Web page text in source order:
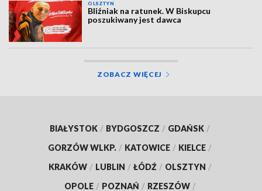
OLSZTYN
Bliźniak na ratunek. W Biskupcu
poszukiwany jest dawca
ZOBACZ WIĘCEJ
BIAŁYSTOK / BYDGOSZCZ / GDAŃSK /
GORZÓW WLKP. / KATOWICE / KIELCE /
KRAKÓW / LUBLIN / ŁÓDŹ / OLSZTYN /
OPOLE / POZNAŃ / RZESZÓW /